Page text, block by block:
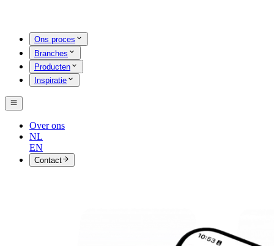
Ons proces
Branches
Producten
Inspiratie
Over ons
NL
EN
Contact